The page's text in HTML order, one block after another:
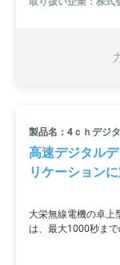
い。
製品名：4ｃｈデジ
高速デジタル
リケーションに
大栄無線電機の卓上
は、最大1000秒ま
CCDカメラ、高精
ごとに個別に遅延